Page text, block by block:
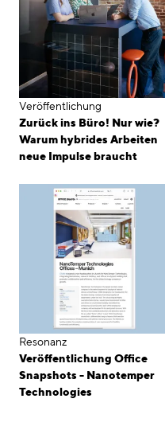
Veröffentlichung
Zurück ins Büro! Nur wie?
Warum hybrides Arbeiten
neue Impulse braucht
Resonanz
Veröffentlichung Office
Snapshots - Nanotemper
Technologies